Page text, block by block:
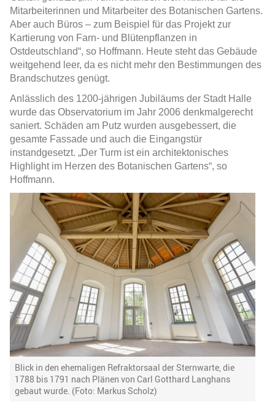
Mitarbeiterinnen und Mitarbeiter des Botanischen Gartens.
Aber auch Büros – zum Beispiel für das Projekt zur
Kartierung von Farn- und Blütenpflanzen in
Ostdeutschland“, so Hoffmann. Heute steht das Gebäude
weitgehend leer, da es nicht mehr den Bestimmungen des
Brandschutzes genügt.
Anlässlich des 1200-jährigen Jubiläums der Stadt Halle
wurde das Observatorium im Jahr 2006 denkmalgerecht
saniert. Schäden am Putz wurden ausgebessert, die
gesamte Fassade und auch die Eingangstür
instandgesetzt. „Der Turm ist ein architektonisches
Highlight im Herzen des Botanischen Gartens“, so
Hoffmann.
Blick in den ehemaligen Refraktorsaal der Sternwarte, die
1788 bis 1791 nach Plänen von Carl Gotthard Langhans
gebaut wurde. (Foto: Markus Scholz)